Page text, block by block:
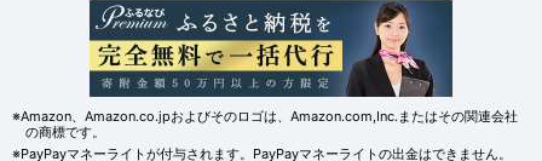
※Amazon、Amazon.co.jpおよびそのロゴは、Amazon.com,Inc.またはその関連会社
の商標です。
※PayPayマネーライトが付与されます。PayPayマネーライトの出金はできません。